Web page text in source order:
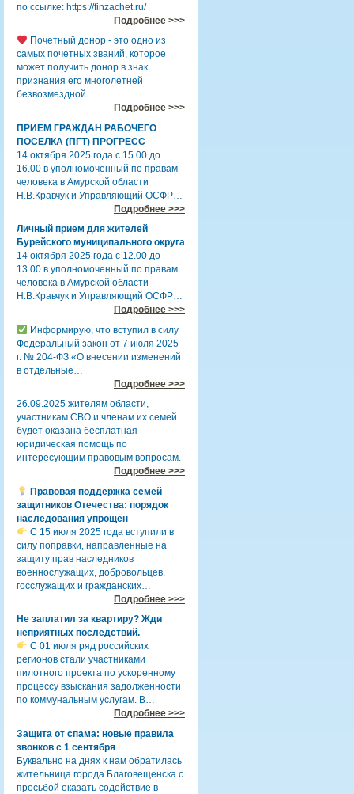
по ссылке: https://finzachet.ru/
Подробнее >>>
Почетный донор - это одно из
самых почетных званий, которое
может получить донор в знак
признания его многолетней
безвозмездной…
Подробнее >>>
ПРИЕМ ГРАЖДАН РАБОЧЕГО
ПОСЕЛКА (ПГТ) ПРОГРЕСС
14 октября 2025 года с 15.00 до
16.00 в уполномоченный по правам
человека в Амурской области
Н.В.Кравчук и Управляющий ОСФР…
Подробнее >>>
Личный прием для жителей
Бурейского муниципального округа
14 октября 2025 года с 12.00 до
13.00 в уполномоченный по правам
человека в Амурской области
Н.В.Кравчук и Управляющий ОСФР…
Подробнее >>>
Информирую, что вступил в силу
Федеральный закон от 7 июля 2025
г. № 204-ФЗ «О внесении изменений
в отдельные…
Подробнее >>>
26.09.2025 жителям области,
участникам СВО и членам их семей
будет оказана бесплатная
юридическая помощь по
интересующим правовым вопросам.
Подробнее >>>
Правовая поддержка семей
защитников Отечества: порядок
наследования упрощен
С 15 июля 2025 года вступили в
силу поправки, направленные на
защиту прав наследников
военнослужащих, добровольцев,
госслужащих и гражданских…
Подробнее >>>
Не заплатил за квартиру? Жди
неприятных последствий.
С 01 июля ряд российских
регионов стали участниками
пилотного проекта по ускоренному
процессу взыскания задолженности
по коммунальным услугам. В…
Подробнее >>>
Защита от спама: новые правила
звонков с 1 сентября
Буквально на днях к нам обратилась
жительница города Благовещенска с
просьбой оказать содействие в